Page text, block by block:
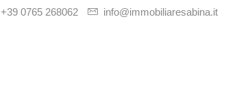
+39 0765 268062 info@immobiliaresabina.it